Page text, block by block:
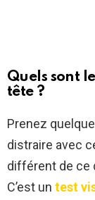
Quels sont
tête ?
Prenez
distraire avec
différent de ce
C’est un test